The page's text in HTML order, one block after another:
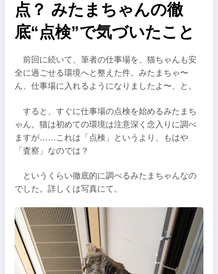
点？ みたまちゃんの徹
底“点検”で気づいたこと
前回に続いて、筆者の仕事場を、猫ちゃんも安
全に過ごせる環境へと整えた件。みたまちゃ〜
ん、仕事場に入れるようになりましたよ〜、と。
すると、すぐに仕事場の点検を始めるみたまち
ゃん。猫は初めての環境は注意深く念入りに調べ
ますが……これは「点検」というより、もはや
「査察」なのでは？
というくらい徹底的に調べるみたまちゃんなの
でした。詳しくは写真にて。